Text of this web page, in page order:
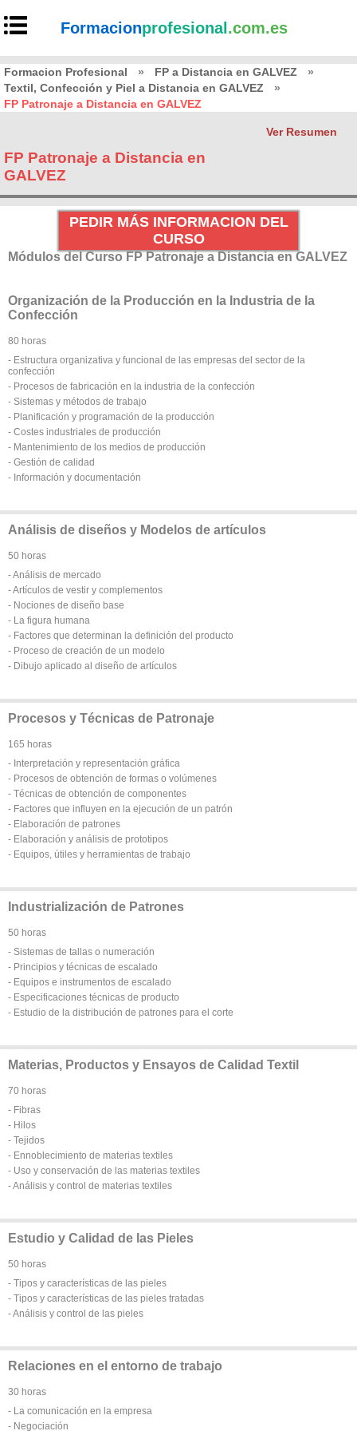
Formacionprofesional .com.es
Formacion Profesional » FP a Distancia en GALVEZ
»
Textil, Confección y Piel a Distancia en GALVEZ
»
FP Patronaje a Distancia en GALVEZ
Ver Resumen
FP Patronaje a Distancia en
GALVEZ
PEDIR MÁS INFORMACION DEL
CURSO
Módulos del Curso FP Patronaje a Distancia en GALVEZ
Organización de la Producción en la Industria de la
Confección
80 horas
- Estructura organizativa y funcional de las empresas del sector de la
confección
- Procesos de fabricación en la industria de la confección
- Sistemas y métodos de trabajo
- Planificación y programación de la producción
- Costes industriales de producción
- Mantenimiento de los medios de producción
- Gestión de calidad
- Información y documentación
Análisis de diseños y Modelos de artículos
50 horas
- Análisis de mercado
- Artículos de vestir y complementos
- Nociones de diseño base
- La figura humana
- Factores que determinan la definición del producto
- Proceso de creación de un modelo
- Dibujo aplicado al diseño de artículos
Procesos y Técnicas de Patronaje
165 horas
- Interpretación y representación gráfica
- Procesos de obtención de formas o volúmenes
- Técnicas de obtención de componentes
- Factores que influyen en la ejecución de un patrón
- Elaboración de patrones
- Elaboración y análisis de prototipos
- Equipos, útiles y herramientas de trabajo
Industrialización de Patrones
50 horas
- Sistemas de tallas o numeración
- Principios y técnicas de escalado
- Equipos e instrumentos de escalado
- Especificaciones técnicas de producto
- Estudio de la distribución de patrones para el corte
Materias, Productos y Ensayos de Calidad Textil
70 horas
- Fibras
- Hilos
- Tejidos
- Ennoblecimiento de materias textiles
- Uso y conservación de las materias textiles
- Análisis y control de materias textiles
Estudio y Calidad de las Pieles
50 horas
- Tipos y características de las pieles
- Tipos y características de las pieles tratadas
- Análisis y control de las pieles
Relaciones en el entorno de trabajo
30 horas
- La comunicación en la empresa
- Negociación